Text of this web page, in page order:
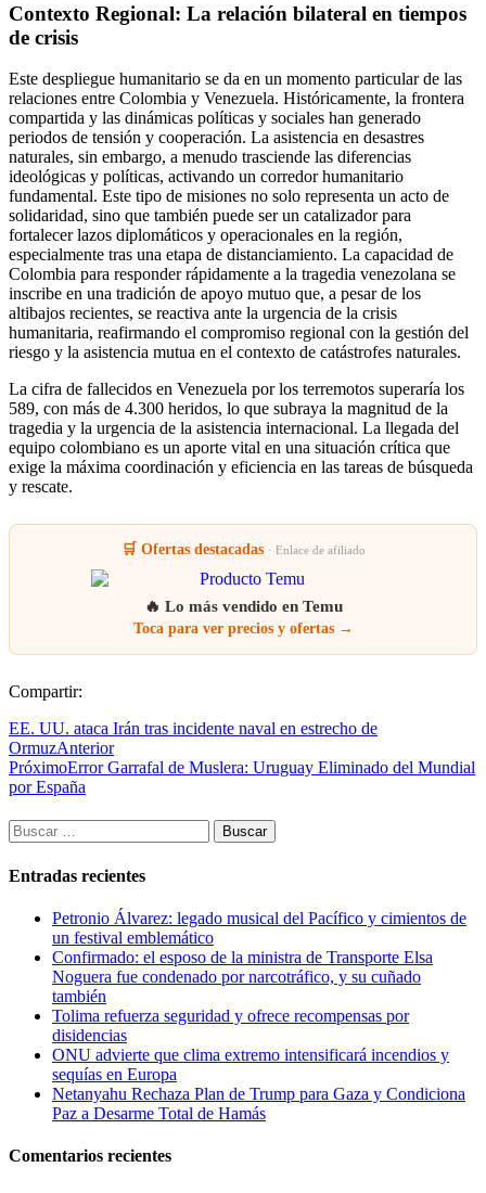
Contexto Regional: La relación bilateral en tiempos
de crisis
Este despliegue humanitario se da en un momento particular de las
relaciones entre Colombia y Venezuela. Históricamente, la frontera
compartida y las dinámicas políticas y sociales han generado
periodos de tensión y cooperación. La asistencia en desastres
naturales, sin embargo, a menudo trasciende las diferencias
ideológicas y políticas, activando un corredor humanitario
fundamental. Este tipo de misiones no solo representa un acto de
solidaridad, sino que también puede ser un catalizador para
fortalecer lazos diplomáticos y operacionales en la región,
especialmente tras una etapa de distanciamiento. La capacidad de
Colombia para responder rápidamente a la tragedia venezolana se
inscribe en una tradición de apoyo mutuo que, a pesar de los
altibajos recientes, se reactiva ante la urgencia de la crisis
humanitaria, reafirmando el compromiso regional con la gestión del
riesgo y la asistencia mutua en el contexto de catástrofes naturales.
La cifra de fallecidos en Venezuela por los terremotos superaría los
589, con más de 4.300 heridos, lo que subraya la magnitud de la
tragedia y la urgencia de la asistencia internacional. La llegada del
equipo colombiano es un aporte vital en una situación crítica que
exige la máxima coordinación y eficiencia en las tareas de búsqueda
y rescate.
🛒 Ofertas destacadas · Enlace de afiliado
🔥 Lo más vendido en Temu
Toca para ver precios y ofertas →
Compartir:
EE. UU. ataca Irán tras incidente naval en estrecho de
OrmuzAnterior
PróximoError Garrafal de Muslera: Uruguay Eliminado del Mundial
por España
Buscar:
Entradas recientes
Petronio Álvarez: legado musical del Pacífico y cimientos de
un festival emblemático
Confirmado: el esposo de la ministra de Transporte Elsa
Noguera fue condenado por narcotráfico, y su cuñado
también
Tolima refuerza seguridad y ofrece recompensas por
disidencias
ONU advierte que clima extremo intensificará incendios y
sequías en Europa
Netanyahu Rechaza Plan de Trump para Gaza y Condiciona
Paz a Desarme Total de Hamás
Comentarios recientes